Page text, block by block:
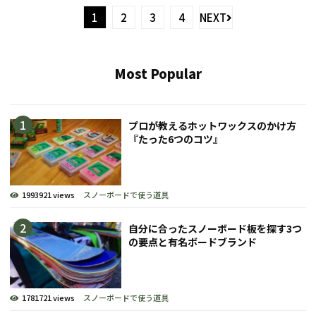
1 2 3 4 NEXT
Most Popular
プロが教えるホットワックスのかけ方
『たった6つのコツ』
1993921 views スノーボードで使う道具
自分に合ったスノーボード板を探す3つ
の要点と有名ボードブランド
1781721 views スノーボードで使う道具